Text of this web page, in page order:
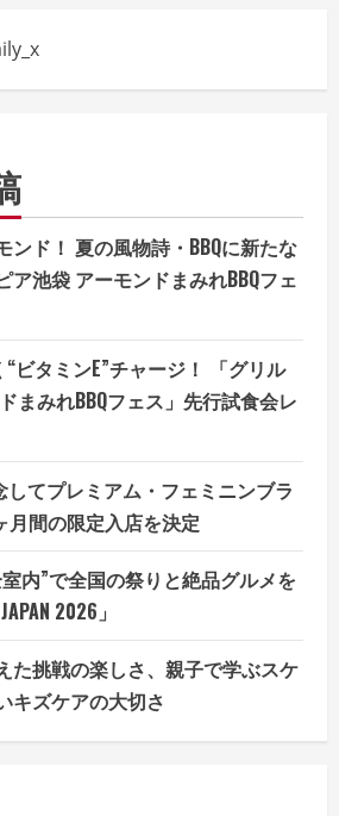
ンド！ 夏の風物詩・BBQに新たな
ア池袋 アーモンドまみれBBQフェ
“ビタミンE”チャージ！ 「グリル
まみれBBQフェス」先行試食会レ
てプレミアム・フェミニンブラ
月間の限定入店を決定
内”で全国の祭りと絶品グルメを
2026」
た挑戦の楽しさ、親子で学ぶスケ
キズケアの大切さ